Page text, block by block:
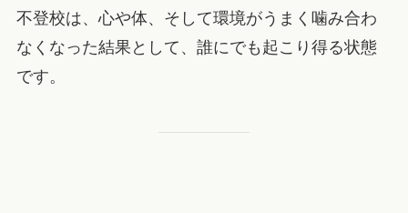
不登校は、心や体、そして環境がうまく噛み合わ
なくなった結果として、誰にでも起こり得る状態
です。